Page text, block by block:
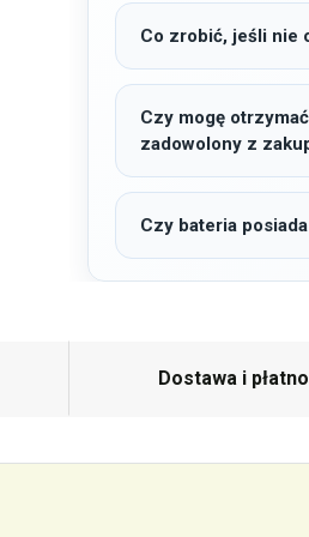
Co zrobić, jeśli nie
Czy mogę
zadowolony z
Czy bateria
Dostawa i